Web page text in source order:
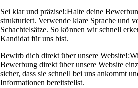
Sei klar und präzise!:Halte deine
strukturiert. Verwende klare Sprache und
Schachtelsätze. So können wir schnell
Kandidat für uns bist.
Bewirb dich direkt über unsere Website!:
Bewerbung direkt über unsere Website
sicher, dass sie schnell bei uns ankommt
Informationen bereitstellst.